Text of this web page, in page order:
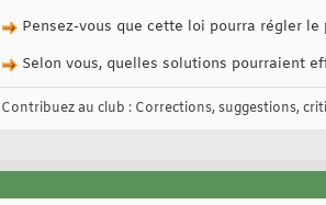
Pensez-vous que cette loi pourra régler
Selon vous, quelles solutions pourraient
Contribuez au club : Corrections, suggestions,